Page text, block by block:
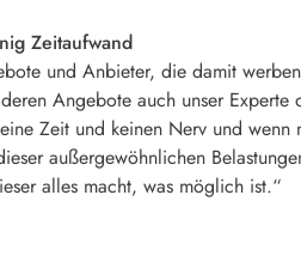
Zeitaufwand
und Anbieter, die damit
Angebote auch unser
Zeit und keinen Nerv und
außergewöhnlichen
alles macht, was möglich ist.“